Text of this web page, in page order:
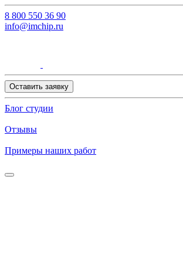
8 800 550 36 90
info@imchip.ru
Оставить заявку
Блог студии
Отзывы
Примеры наших работ